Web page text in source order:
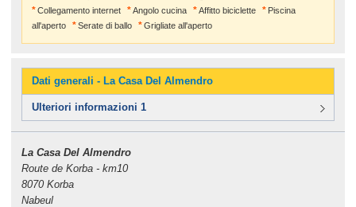
Collegamento internet
Angolo cucina Affitto biciclette
Piscina
all'aperto
Serate di ballo Grigliate all'aperto
Dati generali - La Casa Del Almendro
Ulteriori informazioni 1
La Casa Del Almendro
Route de Korba - km10
8070 Korba
Nabeul